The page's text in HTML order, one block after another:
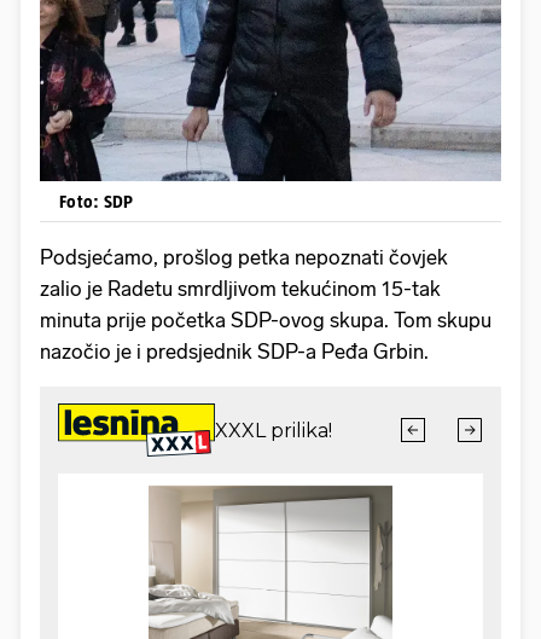
Foto: SDP
Podsjećamo, prošlog petka nepoznati čovjek
zalio je Radetu smrdljivom tekućinom 15-tak
minuta prije početka SDP-ovog skupa. Tom skupu
nazočio je i predsjednik SDP-a Peđa Grbin.